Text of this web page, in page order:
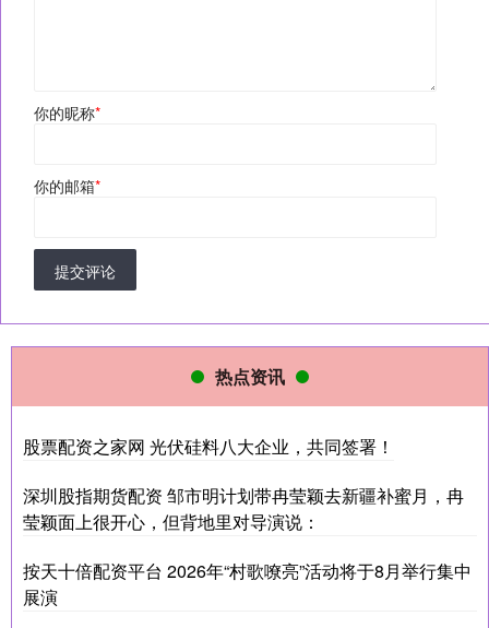
你的昵称*
你的邮箱*
提交评论
热点资讯
股票配资之家网 光伏硅料八大企业，共同签署！
深圳股指期货配资 邹市明计划带冉莹颖去新疆补蜜月，冉
莹颖面上很开心，但背地里对导演说：
按天十倍配资平台 2026年“村歌嘹亮”活动将于8月举行集中
展演